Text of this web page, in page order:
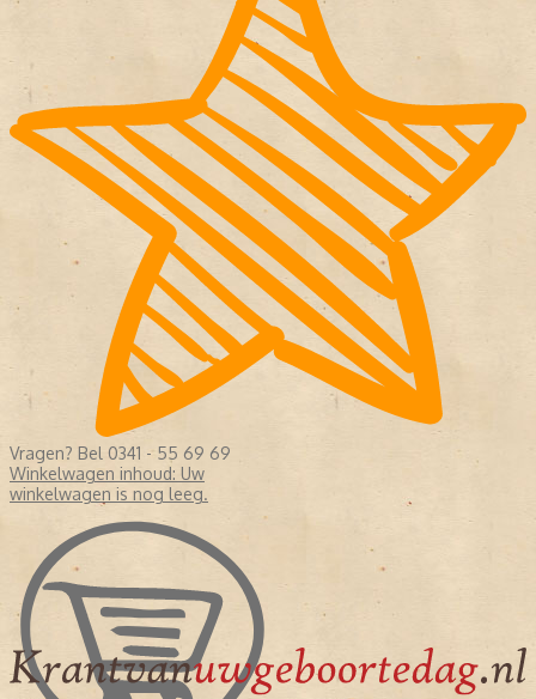
Vragen? Bel 0341 - 55 69 69
Winkelwagen inhoud: Uw
winkelwagen is nog leeg.